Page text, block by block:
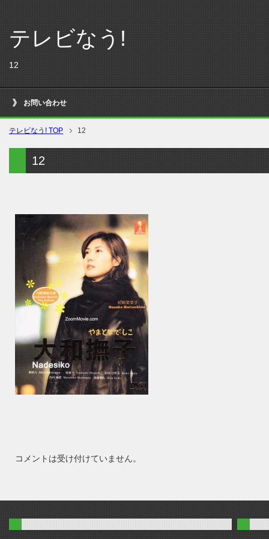
テレビなう!
12
お問い合わせ
テレビなう! TOP 12
12
コメントは受け付けていません。